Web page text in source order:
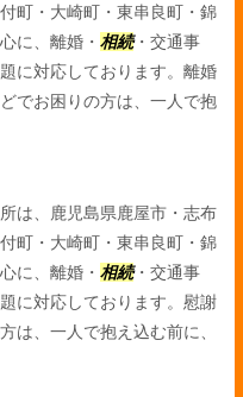
町・大崎町・東串良町・錦
に、離婚・ 相続・交通事
に対応しております。離婚
でお困りの方は、一人で抱
は、鹿児島県鹿屋市・志布
町・大崎町・東串良町・錦
に、離婚・ 相続・交通事
に対応しております。慰謝
は、一人で抱え込む前に、